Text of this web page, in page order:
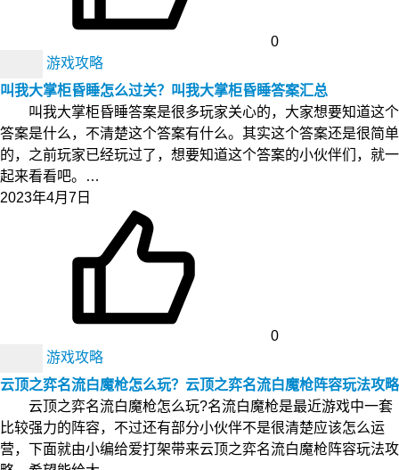
0
游戏攻略
叫我大掌柜昏睡怎么过关？叫我大掌柜昏睡答案汇总
叫我大掌柜昏睡答案是很多玩家关心的，大家想要知道这个
答案是什么，不清楚这个答案有什么。其实这个答案还是很简单
的，之前玩家已经玩过了，想要知道这个答案的小伙伴们，就一
起来看看吧。…
2023年4月7日
0
游戏攻略
云顶之弈名流白魔枪怎么玩？云顶之弈名流白魔枪阵容玩法攻略
云顶之弈名流白魔枪怎么玩?名流白魔枪是最近游戏中一套
比较强力的阵容，不过还有部分小伙伴不是很清楚应该怎么运
营，下面就由小编给爱打架带来云顶之弈名流白魔枪阵容玩法攻